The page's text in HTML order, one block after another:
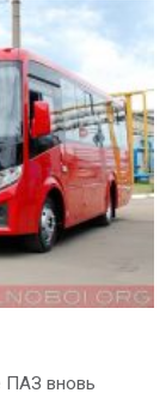
ПАЗ вновь